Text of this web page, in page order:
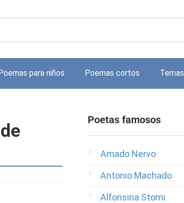
para niños Poemas cortos Temas
Poetas famosos
Amado Nervo
Antonio Machado
Alfonsina Storni